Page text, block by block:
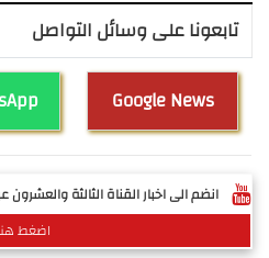
تابعونا على وسائل التواصل
Google News
انضم الى اخبار القناة الثالثة والعشرون
اضغط